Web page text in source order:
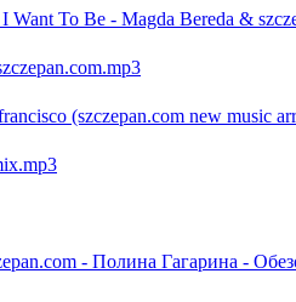
Want To Be - Magda Bereda &
(szczepan.com new music
- Полина Гагарина -